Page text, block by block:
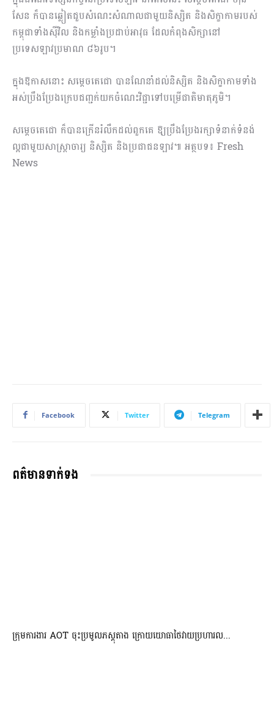
សែន ក៏បានឆ្លៀតជួបសំណេះសំណាលជាមួយនិស្សិត និងសិក្ខាកាមរបស់
កម្ពុជាទាំងស៊ីវិល និងកម្លាំងប្រដាប់អាវុធ ដែលកំពុងសិក្សានៅ
ប្រទេសឡាវប្រមាណ ៨៦រូប។
ក្នុងឱកាសនោះ សម្តេចតេជោ បានណែនាំដល់និស្សិត និងសិក្ខាកាមទាំង
អស់ប្រឹងប្រែងក្រេបជញ្ជក់យកចំណេះវិជ្ជាទៅបម្រើជាតិមាតុភូមិ។
សម្តេចតេជោ ក៏បានក្រើនរំលឹកដល់ពួកគេ ឱ្យប្រឹងប្រែងរក្សាទំនាក់ទំនង់
ល្អជាមួយសាស្ត្រាចារ្យ និស្សិត និងប្រជាជនឡាវ៕ អត្ថបទ៖ Fresh
News
Facebook Twitter Telegram
ពត៌មានទាក់ទង
ក្រុមការងារ AOT ចុះប្រមូលភស្តុតាង ក្រោយយោធាថៃវាយប្រហារល...